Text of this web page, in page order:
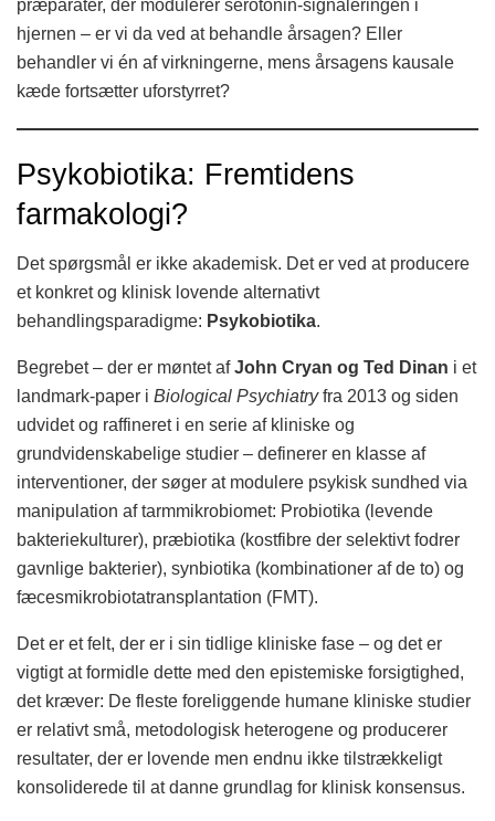
præparater, der modulerer serotonin-signaleringen i
hjernen – er vi da ved at behandle årsagen? Eller
behandler vi én af virkningerne, mens årsagens kausale
kæde fortsætter uforstyrret?
Psykobiotika: Fremtidens
farmakologi?
Det spørgsmål er ikke akademisk. Det er ved at producere
et konkret og klinisk lovende alternativt
behandlingsparadigme: Psykobiotika.
Begrebet – der er møntet afJohn Cryan og Ted Dinan i et
landmark-paper i Biological Psychiatryfra 2013 og siden
udvidet og raffineret i en serie af kliniske og
grundvidenskabelige studier – definerer en klasse af
interventioner, der søger at modulere psykisk sundhed via
manipulation af tarmmikrobiomet: Probiotika (levende
bakteriekulturer), præbiotika (kostfibre der selektivt fodrer
gavnlige bakterier), synbiotika (kombinationer af de to) og
fæcesmikrobiotatransplantation (FMT).
Det er et felt, der er i sin tidlige kliniske fase – og det er
vigtigt at formidle dette med den epistemiske forsigtighed,
det kræver: De fleste foreliggende humane kliniske studier
er relativt små, metodologisk heterogene og producerer
resultater, der er lovende men endnu ikke tilstrækkeligt
konsoliderede til at danne grundlag for klinisk konsensus.